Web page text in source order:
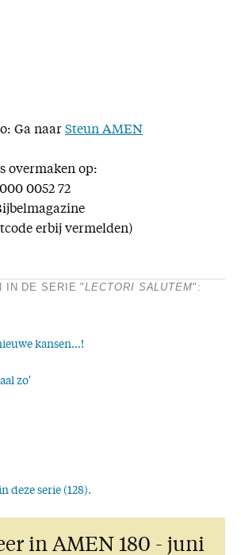
Ga naarSteun AMEN
overmaken op:
0052 72
erbij vermelden)
IN DE SERIE "LECTORI SALUTEM":
kansen...!
zo'
deze serie (128).
in AMEN 180 - juni